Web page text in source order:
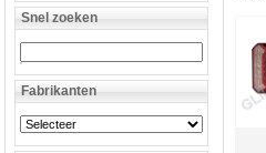
Snel zoeken
Fabrikanten